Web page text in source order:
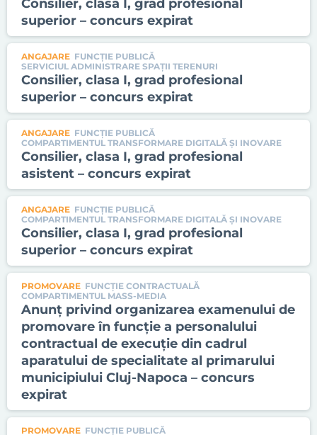
Consilier, clasa I, grad profesional
superior – concurs expirat
ANGAJARE FUNCȚIE PUBLICĂ
SERVICIUL ADMINISTRARE SPAŢII TERENURI
Consilier, clasa I, grad profesional
superior – concurs expirat
ANGAJARE FUNCȚIE PUBLICĂ
COMPARTIMENTUL TRANSFORMARE DIGITALĂ ȘI INOVARE
Consilier, clasa I, grad profesional
asistent – concurs expirat
ANGAJARE FUNCȚIE PUBLICĂ
COMPARTIMENTUL TRANSFORMARE DIGITALĂ ȘI INOVARE
Consilier, clasa I, grad profesional
superior – concurs expirat
PROMOVARE FUNCȚIE CONTRACTUALĂ
COMPARTIMENTUL MASS-MEDIA
Anunț privind organizarea examenului de
promovare în funcție a personalului
contractual de execuție din cadrul
aparatului de specialitate al primarului
municipiului Cluj-Napoca – concurs
expirat
PROMOVARE FUNCȚIE PUBLICĂ